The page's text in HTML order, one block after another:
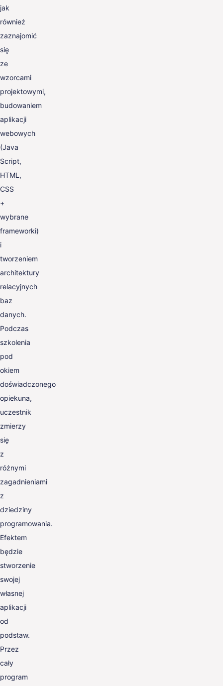
jak
również
zaznajomić
się
ze
wzorcami
projektowymi,
budowaniem
aplikacji
webowych
(Java
Script,
HTML,
CSS
+
wybrane
frameworki)
i
tworzeniem
architektury
relacyjnych
baz
danych.
Podczas
szkolenia
pod
okiem
doświadczonego
opiekuna,
uczestnik
zmierzy
się
z
różnymi
zagadnieniami
z
dziedziny
programowania.
Efektem
będzie
stworzenie
swojej
własnej
aplikacji
od
podstaw.
Przez
cały
program